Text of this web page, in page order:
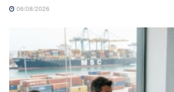
06/08/2026